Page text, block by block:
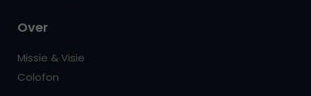
Over
Missie & Visie
Colofon